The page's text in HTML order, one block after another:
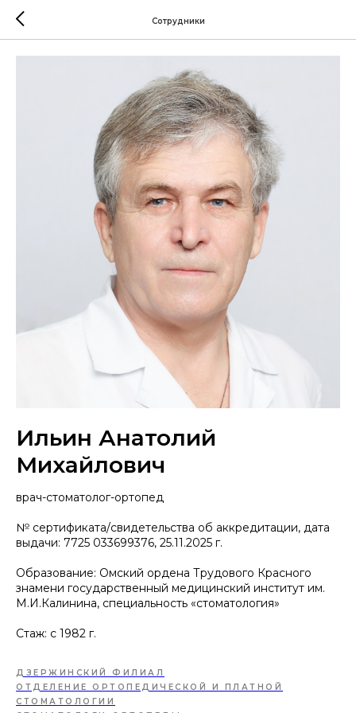
Сотрудники
Ильин Анатолий
Михайлович
врач-стоматолог-ортопед
№ сертификата/свидетельства об аккредитации, дата
выдачи: 7725 033699376, 25.11.2025 г.
Образование: Омский ордена Трудового Красного
знамени государственный медицинский институт им.
М.И.Калинина, специальность «стоматология»
Стаж: с 1982 г.
ДЗЕРЖИНСКИЙ ФИЛИАЛ
ОТДЕЛЕНИЕ ОРТОПЕДИЧЕСКОЙ И ПЛАТНОЙ
СТОМАТОЛОГИИ